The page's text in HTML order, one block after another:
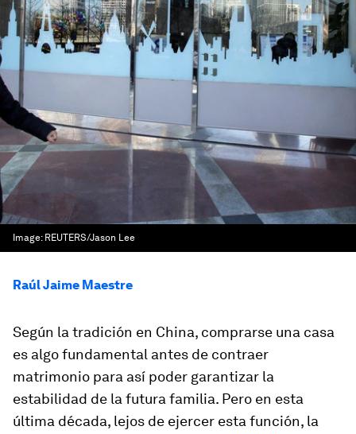
Image: REUTERS/Jason Lee
Raúl Jaime Maestre
Según la tradición en China, comprarse una casa
es algo fundamental antes de contraer
matrimonio para así poder garantizar la
estabilidad de la futura familia. Pero en esta
última década, lejos de ejercer esta función, la